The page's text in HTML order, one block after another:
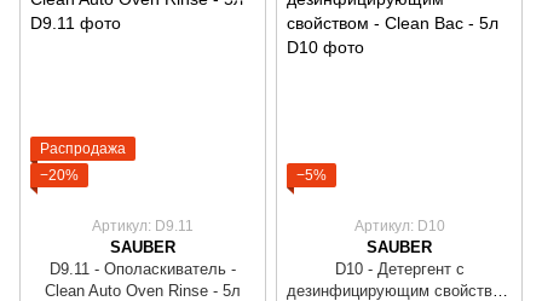
Распродажа
−20%
Артикул: D9.11
SAUBER
D9.11 - Ополаскиватель -
Clean Auto Oven Rinse - 5л
−5%
Артикул: D10
SAUBER
D10 - Детергент с
дезинфицирующим свойством